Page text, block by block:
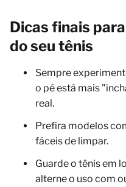
Dicas finais
do seu tênis
Sempre
o pé está mais
real.
Prefira modelos
fáceis de limpar.
Guarde o tênis em
alterne o uso com